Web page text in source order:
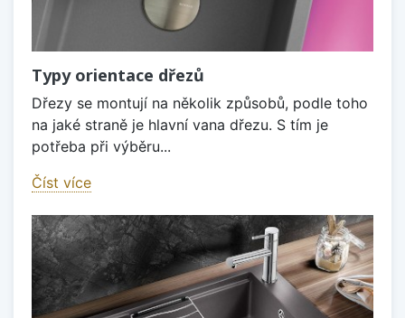
Typy orientace dřezů
Dřezy se montují na několik způsobů, podle toho
na jaké straně je hlavní vana dřezu. S tím je
potřeba při výběru...
Číst více